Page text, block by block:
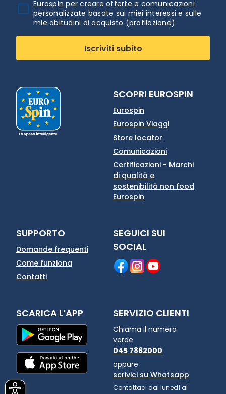
Eurospin per creare offerte e comunicazioni
personalizzate basate sui miei interessi e sulle
mie abitudini di acquisto (profilazione)
Iscriviti subito
SCOPRI EUROSPIN
Eurospin
Eurospin Viaggi
Store locator
Comunicazioni
Certificazioni - Marchi
di qualità e
sostenibilità non food
Eurospin
SUPPORTO
Domande frequenti
Come funziona
Contatti
SEGUICI SUI
SOCIAL
SCARICA L’APP SERVIZIO CLIENTI
Chiama il numero
verde
045 7862000
oppure
scrivici su Whatsapp
Contattaci dal lunedì al